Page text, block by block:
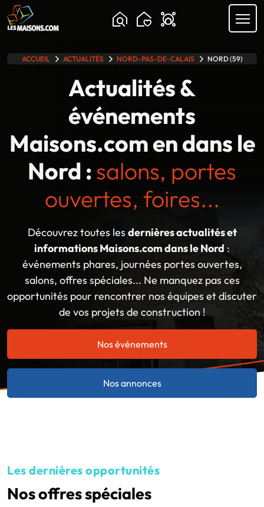
Chargement...
ACCUEIL ACTUALITÉS NORD-PAS-DE-CALAIS NORD (59)
Actualités &
événements
Maisons.com en dans le
Nord :salons, portes
ouvertes, foires...
Découvrez toutes les dernières actualités et
informations Maisons.com dans le Nord :
événements phares, journées portes ouvertes,
salons, offres spéciales... Ne manquez pas ces
opportunités pour rencontrer nos équipes et discuter
de vos projets de construction !
Nos événements
Nos annonces
Les dernières opportunités
Nos offres spéciales